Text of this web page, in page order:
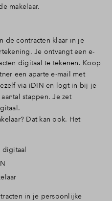
makelaar.
de contracten klaar in je
Je ontvangt een e-
digitaal te tekenen. Koop
een aparte e-mail met
via iDIN en logt in bij je
stappen. Je zet
Dat kan ook. Het
digitaal
in je persoonlijke